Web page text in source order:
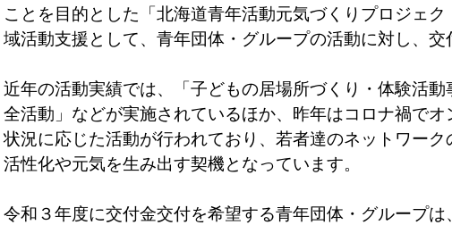
ことを目的とした「北海道青年活動元気づくりプロジェ
域活動支援として、青年団体・グループの活動に対し、交
近年の活動実績では、「子どもの居場所づくり・体験活
全活動」などが実施されているほか、昨年はコロナ禍で
状況に応じた活動が行われており、若者達のネットワー
活性化や元気を生み出す契機となっています。
令和３年度に交付金交付を希望する青年団体・グループは